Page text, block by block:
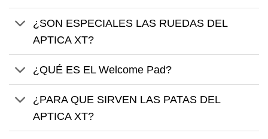
¿SON ESPECIALES LAS RUEDAS DEL
APTICA XT?
¿QUÉ ES EL Welcome Pad?
¿PARA QUE SIRVEN LAS PATAS DEL
APTICA XT?